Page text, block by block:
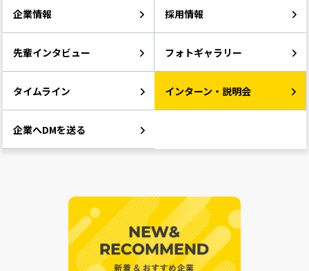
企業情報 採用情報
先輩インタビュー フォトギャラリー
タイムライン インターン・説明会
企業へDMを送る